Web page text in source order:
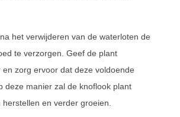
het verwijderen van de waterloten de
te verzorgen. Geef de plant
en zorg ervoor dat deze voldoende
deze manier zal de knoflook plant
en verder groeien.